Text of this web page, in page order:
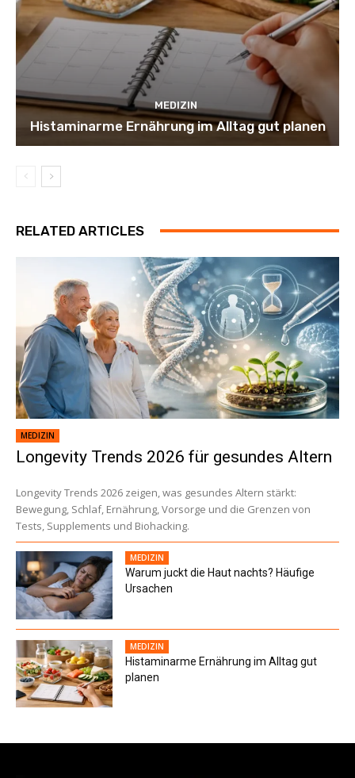
MEDIZIN
Histaminarme Ernährung im Alltag gut planen
RELATED ARTICLES
MEDIZIN
Longevity Trends 2026 für gesundes Altern
Longevity Trends 2026 zeigen, was gesundes Altern stärkt:
Bewegung, Schlaf, Ernährung, Vorsorge und die Grenzen von
Tests, Supplements und Biohacking.
MEDIZIN
Warum juckt die Haut nachts? Häufige
Ursachen
MEDIZIN
Histaminarme Ernährung im Alltag gut
planen